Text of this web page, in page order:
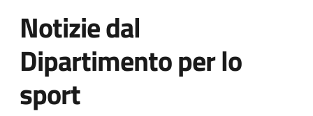
Notizie dal
Dipartimento per lo
sport